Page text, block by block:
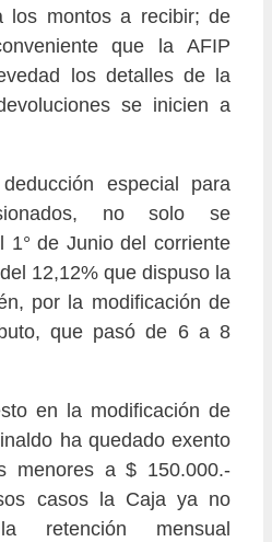
los montos a recibir; de
que la AFIP
los detalles de la
se inicien a
especial para
no solo se
1° de Junio del corriente
12,12% que dispuso la
por la modificación de
que pasó de 6 a 8
en la modificación de
ha quedado exento
menores a $ 150.000.-
casos la Caja ya no
retención mensual